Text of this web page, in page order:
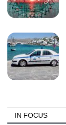
IN FOCUS